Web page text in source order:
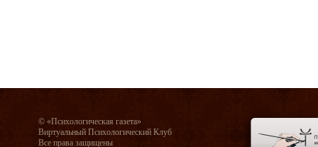
© «Психологическая газета»
Виртуальный Психологический Клуб
Все права защищены